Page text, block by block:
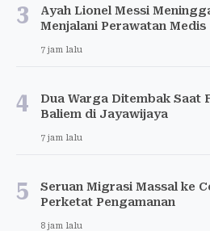
3
Ayah Lionel Messi
Menjalani Perawatan Medis
7 jam lalu
4
Dua Warga Ditembak Saat
Baliem di Jayawijaya
7 jam lalu
5
Seruan Migrasi Massal ke
Perketat Pengamanan
8 jam lalu